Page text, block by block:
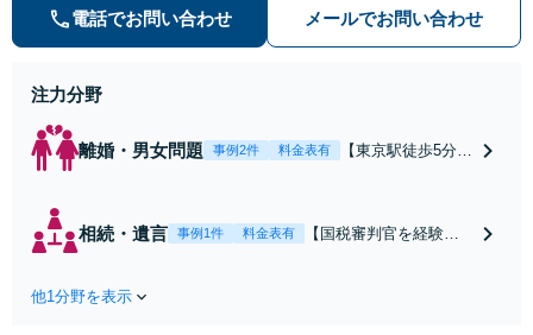
提案します
電話でお問い合わせ メールでお問い合わせ
注力分野
離婚・男女問題 事例2件 料金表有
【東京駅徒歩5分】
を描けるアドバイ
相続・遺言 事例1件 料金表有
【国税審判官を経験】
他1分野を表示